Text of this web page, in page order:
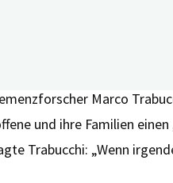
(M.Sc.), Jana Rühl
Marco
und ihre Familien
Trabucchi: „Wenn